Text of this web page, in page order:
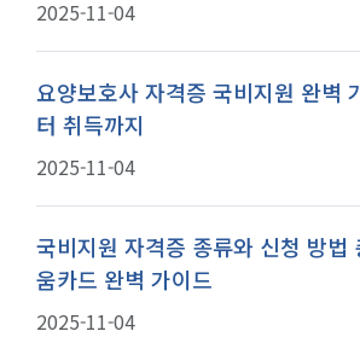
2025-11-04
요양보호사 자격증 국비지원 완벽
터 취득까지
2025-11-04
국비지원 자격증 종류와 신청 방법
움카드 완벽 가이드
2025-11-04